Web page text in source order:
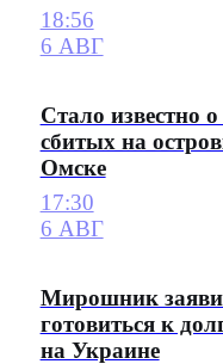
18:56
6 АВГ
Стало известно
сбитых на
Омске
17:30
6 АВГ
Мирошник
готовиться к
на Украине